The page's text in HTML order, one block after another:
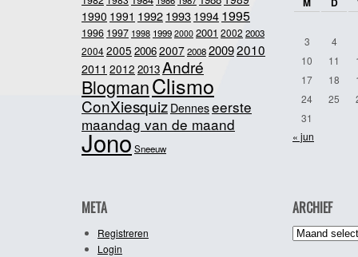
1990 1991 19921993 1994 1995
1996 1997 1998 1999 2000 2001 2002 2003
20042005 20062007200820092010
2011 2012 2013André
BlogmanClismo
ConXiesquiz Denneseerste
maandag van de maand
JonoSneeuw
3
4
10
11
17
18
24
25
31
« jun
META
Registreren
Login
ARCHIEF
Archief